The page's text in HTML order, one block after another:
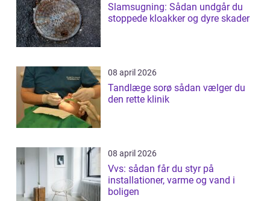
Slamsugning: Sådan undgår du
stoppede kloakker og dyre skader
08 april 2026
Tandlæge sorø sådan vælger du
den rette klinik
08 april 2026
Vvs: sådan får du styr på
installationer, varme og vand i
boligen